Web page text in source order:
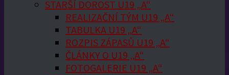
STARŠÍ DOROST U19 „A“
REALIZAČNÍ TÝM U19 „A“
TABULKA U19 „A“
ROZPIS ZÁPASŮ U19 „A“
ČLÁNKY O U19 „A“
FOTOGALERIE U19 „A“